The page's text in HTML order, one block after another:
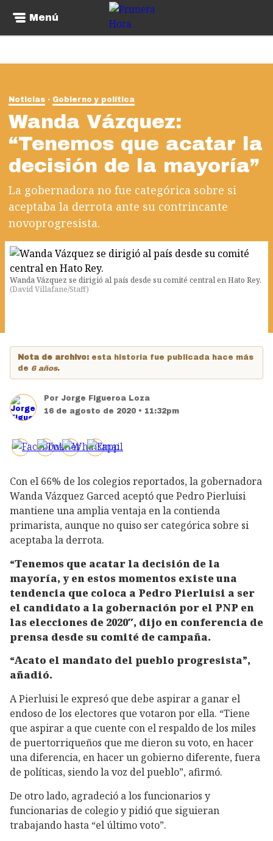
Menú
Noticias Gobierno y política
Wanda Vázquez:
“Tenemos que acatar la
decisión de la mayoría”
La gobernadora no fue categórica sobre si
aceptaba la derrota ante su contrincante
novoprogresista.
Wanda Vázquez se dirigió al país desde su comité central en Hato Rey.
(David Villafane/Staff)
Nota de archivo: esta historia fue publicada hace más
de 6 años.
Por Jorge Figueroa Loza
16 de agosto de 2020 • 11:32pm
Con el 66% de los colegios reportados, la gobernadora
Wanda Vázquez Garced aceptó que Pedro Pierluisi
mantiene una amplia ventaja en la contienda
primarista, aunque no quiso ser categórica sobre si
aceptaba la derrota.
“Tenemos que acatar la decisión de la
mayoría, y en estos momentos existe una
tendencia que coloca a Pedro Pierluisi a ser
el candidato a la gobernación por el PNP en
las elecciones de 2020″, dijo en conferencia de
prensa desde su comité de campaña.
“Acato el mandato del pueblo progresista”,
añadió.
A Pierluisi le expresó que debe aspirar a ganar el
endoso de los electores que votaron por ella. “Tiene
que aspirar a que cuente con el respaldo de los miles
de puertorriqueños que me dieron su voto, en hacer
una diferencia, en hacer un gobierno diferente, fuera
de políticas, siendo la voz del pueblo”, afirmó.
De otro lado, agradeció a los funcionarios y
funcionarias de colegio y pidió que siguieran
trabajando hasta “el último voto”.